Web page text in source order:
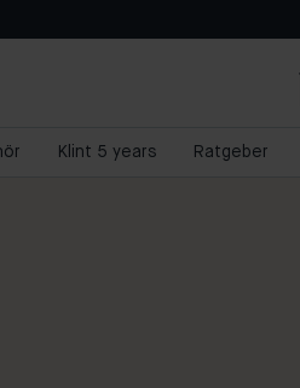
Klint 5 years Ratgeber